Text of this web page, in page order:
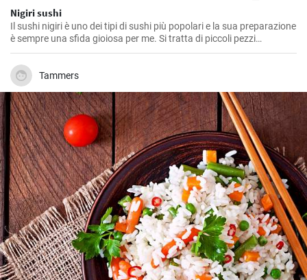
Nigiri sushi
Il sushi nigiri è uno dei tipi di sushi più popolari e la sua preparazione
è sempre una sfida gioiosa per me. Si tratta di piccoli pezzi
"assemblati" di riso ricoperti da una fetta di filetto di pesce fresco.
Anche se il processo di preparazione può sembrare complicato, con
un po' di pazienza e attenzione, chiunque è in grado di
padroneggiarlo. La cosa più importante è utilizzare ingredienti di
qualità e seguire la procedura corretta.
Tammers